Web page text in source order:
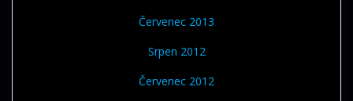
Červenec 2013
Srpen 2012
Červenec 2012